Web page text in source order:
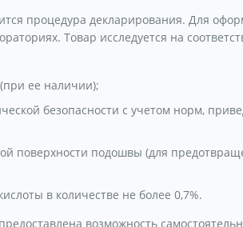
процедура декларирования. Для
Товар исследуется на
ее наличии);
безопасности с учетом норм,
поверхности подошвы (для
в количестве не более 0,7%.
возможность